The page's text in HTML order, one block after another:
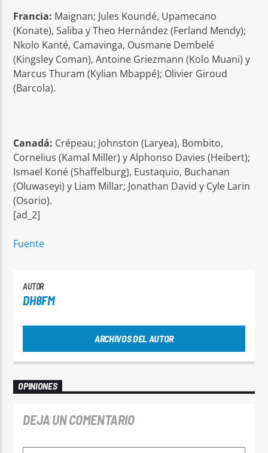
Francia: Maignan; Jules Koundé, Upamecano
(Konate), Saliba y Theo Hernández (Ferland Mendy);
Nkolo Kanté, Camavinga, Ousmane Dembelé
(Kingsley Coman), Antoine Griezmann (Kolo Muani) y
Marcus Thuram (Kylian Mbappé); Olivier Giroud
(Barcola).
Canadá: Crépeau; Johnston (Laryea), Bombito,
Cornelius (Kamal Miller) y Alphonso Davies (Heibert);
Ismael Koné (Shaffelburg), Eustaquio, Buchanan
(Oluwaseyi) y Liam Millar; Jonathan David y Cyle Larin
(Osorio).
[ad_2]
Fuente
AUTOR
DH8FM
ARCHIVOS DEL AUTOR
OPINIONES
DEJA UN COMENTARIO